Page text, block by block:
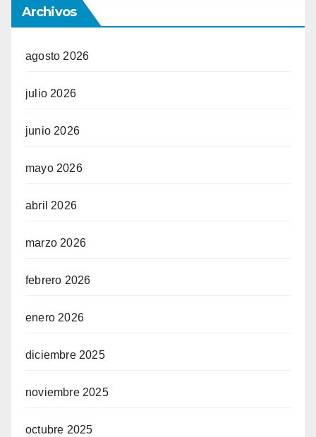
Archivos
agosto 2026
julio 2026
junio 2026
mayo 2026
abril 2026
marzo 2026
febrero 2026
enero 2026
diciembre 2025
noviembre 2025
octubre 2025